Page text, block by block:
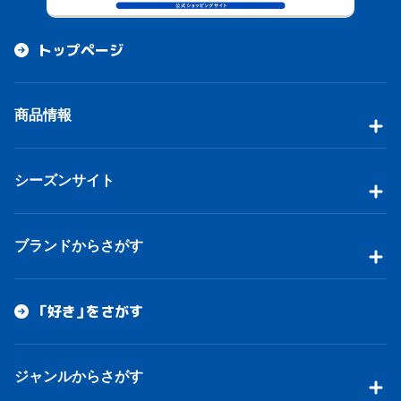
トップページ
商品情報
シーズンサイト
ブランドからさがす
「好き」をさがす
ジャンルからさがす